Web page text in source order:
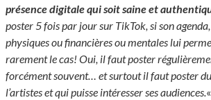
présence digitale qui soit saine et
poster 5 fois par jour sur TikTok, si son agenda,
physiques ou financières ou mentales lui
rarement le cas! Oui, il faut poster
forcément souvent… et surtout il faut poster
l’artistes et qui puisse intéresser ses audiences.«